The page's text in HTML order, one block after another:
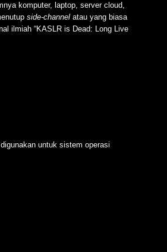
komputer, laptop, server cloud,
side-channel atau yang biasa
ilmiah “KASLR is Dead: Long Live
untuk sistem operasi